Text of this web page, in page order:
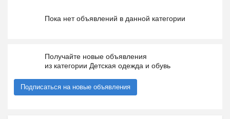
Пока нет объявлений в данной категории
Получайте новые объявления
из категории Детская одежда и обувь
Подписаться на новые объявления